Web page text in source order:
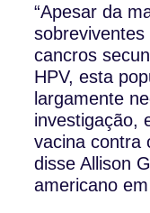
“Apesar da
cancros
HPV, esta
largamente
investigação,
vacina contra
disse Allison
americano